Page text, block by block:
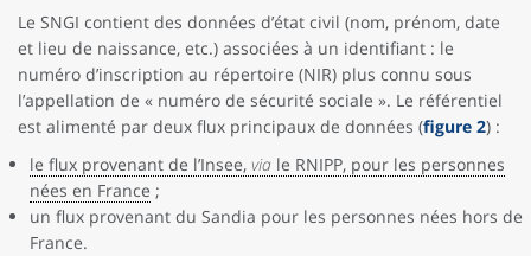
Le SNGI contient des données d’état civil (nom, prénom, date
et lieu de naissance, etc.) associées à un identifiant : le
numéro d’inscription au répertoire (NIR) plus connu sous
l’appellation de « numéro de sécurité sociale ». Le référentiel
est alimenté par deux flux principaux de données (figure 2) :
le flux provenant de l’Insee, via le RNIPP, pour les personnes
nées en France ;
un flux provenant du Sandia pour les personnes nées hors de
France.